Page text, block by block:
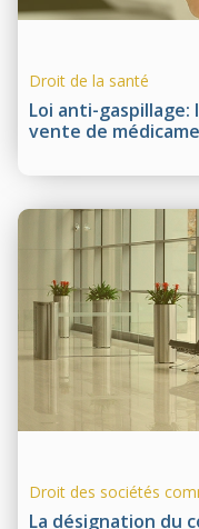
Loi anti-
vente de
Droit de la santé
La désignation du
Droit des sociétés